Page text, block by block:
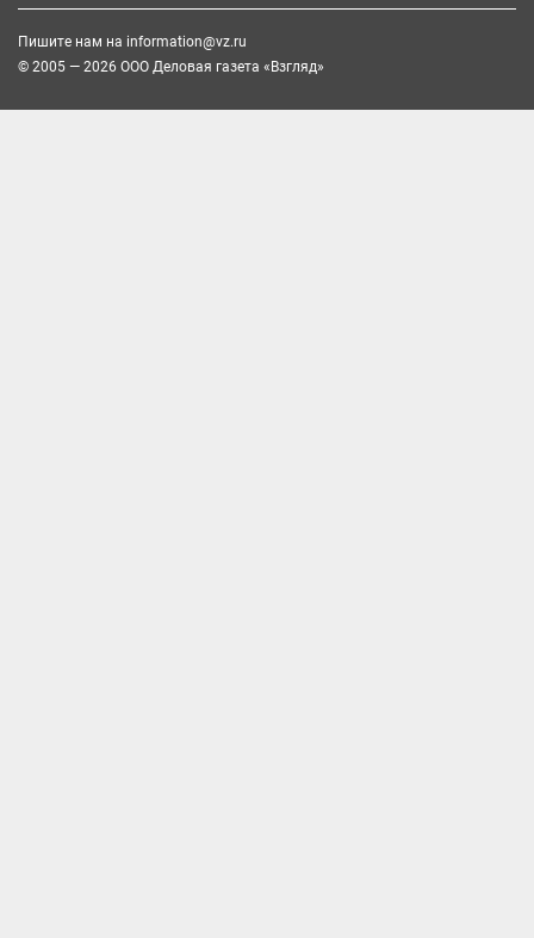
Пишите нам на information@vz.ru
© 2005 — 2026 ООО Деловая газета «Взгляд»